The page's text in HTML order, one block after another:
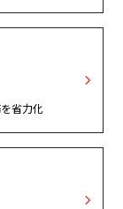
省力化